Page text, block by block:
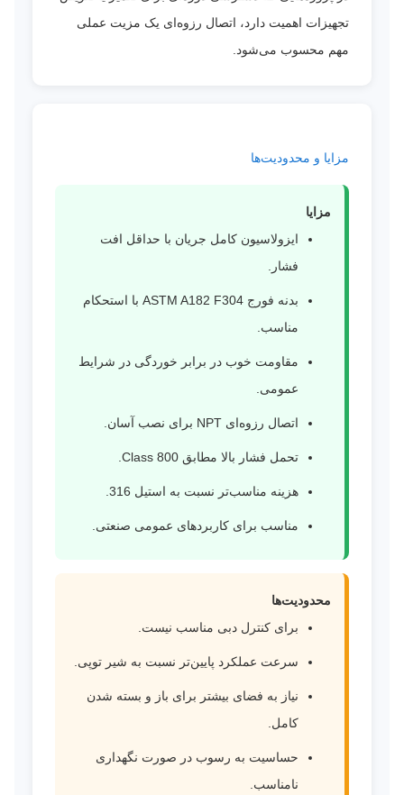
تجهیزات اهمیت دارد، اتصال رزوه‌ای یک مزیت عملی
مهم محسوب می‌شود.
مزایا و محدودیت‌ها
مزایا
ایزولاسیون کامل جریان با حداقل افت
فشار.
بدنه فورج ASTM A182 F304 با استحکام
مناسب.
مقاومت خوب در برابر خوردگی در شرایط
عمومی.
اتصال رزوه‌ای NPT برای نصب آسان.
تحمل فشار بالا مطابق Class 800.
هزینه مناسب‌تر نسبت به استیل 316.
مناسب برای کاربردهای عمومی صنعتی.
محدودیت‌ها
برای کنترل دبی مناسب نیست.
سرعت عملکرد پایین‌تر نسبت به شیر توپی.
نیاز به فضای بیشتر برای باز و بسته شدن
کامل.
حساسیت به رسوب در صورت نگهداری
نامناسب.